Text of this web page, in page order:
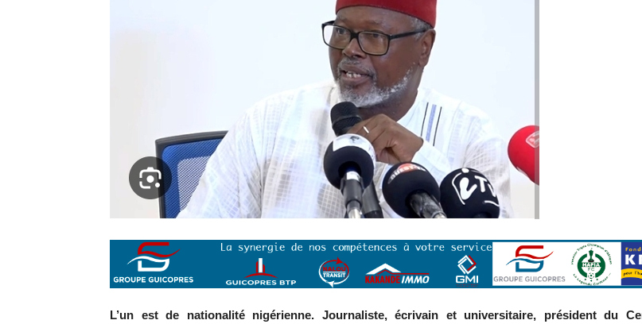
L’un est de nationalité nigérienne. Journaliste, écrivain et universitaire, président du